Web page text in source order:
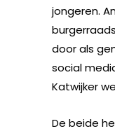
jongeren.
door als
social
Katwijker
De beide